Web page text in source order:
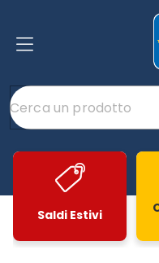
Saldi Estivi